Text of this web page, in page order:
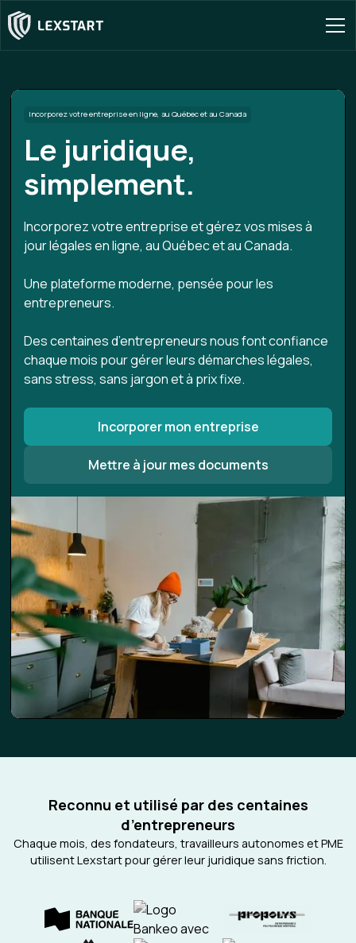
Incorporez votre entreprise en ligne, au Québec et au Canada
Le juridique,
simplement.
Incorporez votre entreprise et gérez vos mises à
jour légales en ligne, au Québec et au Canada.
Une plateforme moderne, pensée pour les
entrepreneurs.
Des centaines d’entrepreneurs nous font confiance
chaque mois pour gérer leurs démarches légales,
sans stress, sans jargon et à prix fixe.
Incorporer mon entreprise
Mettre à jour mes documents
Reconnu et utilisé par des centaines
d’entrepreneurs
Chaque mois, des fondateurs, travailleurs autonomes et PME
utilisent Lexstart pour gérer leur juridique sans friction.